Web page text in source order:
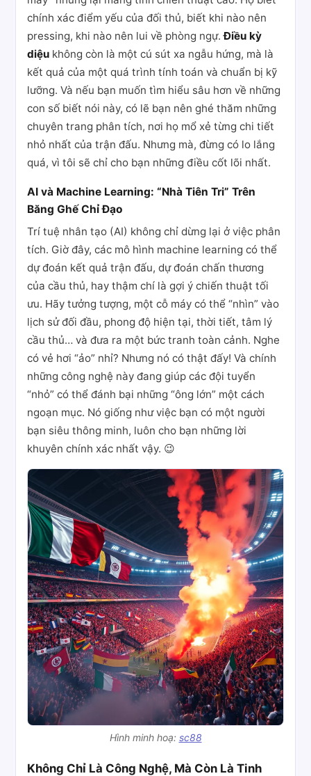
chính xác điểm yếu của đối thủ, biết khi nào nên
pressing, khi nào nên lui về phòng ngự.Điều kỳ
diệu không còn là một cú sút xa ngẫu hứng, mà là
kết quả của một quá trình tính toán và chuẩn bị kỹ
lưỡng. Và nếu bạn muốn tìm hiểu sâu hơn về những
con số biết nói này, có lẽ bạn nên ghé thăm những
chuyên trang phân tích, nơi họ mổ xẻ từng chi tiết
nhỏ nhất của trận đấu. Nhưng mà, đừng có lo lắng
quá, vì tôi sẽ chỉ cho bạn những điều cốt lõi nhất.
AI và Machine Learning: “Nhà Tiên Tri” Trên
Băng Ghế Chỉ Đạo
Trí tuệ nhân tạo (AI) không chỉ dừng lại ở việc phân
tích. Giờ đây, các mô hình machine learning có thể
dự đoán kết quả trận đấu, dự đoán chấn thương
của cầu thủ, hay thậm chí là gợi ý chiến thuật tối
ưu. Hãy tưởng tượng, một cỗ máy có thể “nhìn” vào
lịch sử đối đầu, phong độ hiện tại, thời tiết, tâm lý
cầu thủ… và đưa ra một bức tranh toàn cảnh. Nghe
có vẻ hơi “ảo” nhỉ? Nhưng nó có thật đấy! Và chính
những công nghệ này đang giúp các đội tuyển
“nhỏ” có thể đánh bại những “ông lớn” một cách
ngoạn mục. Nó giống như việc bạn có một người
bạn siêu thông minh, luôn cho bạn những lời
khuyên chính xác nhất vậy. 😉
Hình minh hoạ: sc88
Không Chỉ Là Công Nghệ, Mà Còn Là Tinh